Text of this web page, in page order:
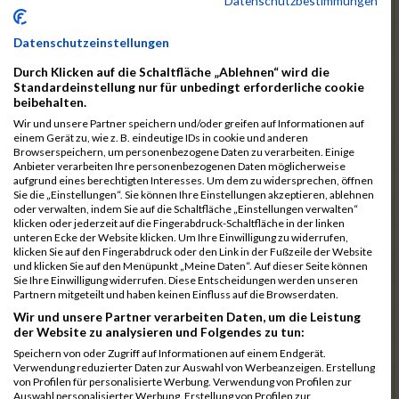
11095
00:40:35.4
11107
Spies Rb
11084
Robles Santolalla Rb
00:41:04.4
11052
Lauterbach Rb
00:41:08.1
11005
Fuchs Rb
00:41:09.2
11088
Ruff Rb
00:41:12.6
10988
Dauerer Rb
00:41:47.4
10987
Burkl Rb
00:42:27.9
11119
Welzenbach Rb
00:42:28.2
11073
Olbrich Rb
00:42:36.7
11019
Haasler Rb
00:42:50.6
11053
Lederer Rb
00:42:57.3
11103
Seuling Rb
00:43:13.1
11026
Heidbrecht Rb
00:44:21.7
Datenschutzeinstellungen
Durch Klicken auf die Schaltfläche „Ablehnen“ wird die
Standardeinstellung nur für unbedingt erforderliche cookie
beibehalten.
Wir und unsere Partner speichern und/oder greifen auf Informationen auf
einem Gerät zu, wie z. B. eindeutige IDs in cookie und anderen
Browserspeichern, um personenbezogene Daten zu verarbeiten. Einige
Anbieter verarbeiten Ihre personenbezogenen Daten möglicherweise
aufgrund eines berechtigten Interesses. Um dem zu widersprechen, öffnen
Sie die „Einstellungen“. Sie können Ihre Einstellungen akzeptieren, ablehnen
oder verwalten, indem Sie auf die Schaltfläche „Einstellungen verwalten“
klicken oder jederzeit auf die Fingerabdruck-Schaltfläche in der linken
unteren Ecke der Website klicken. Um Ihre Einwilligung zu widerrufen,
klicken Sie auf den Fingerabdruck oder den Link in der Fußzeile der Website
und klicken Sie auf den Menüpunkt „Meine Daten“. Auf dieser Seite können
Sie Ihre Einwilligung widerrufen. Diese Entscheidungen werden unseren
Partnern mitgeteilt und haben keinen Einfluss auf die Browserdaten.
Wir und unsere Partner verarbeiten Daten, um die Leistung
der Website zu analysieren und Folgendes zu tun:
Speichern von oder Zugriff auf Informationen auf einem Endgerät.
Verwendung reduzierter Daten zur Auswahl von Werbeanzeigen. Erstellung
von Profilen für personalisierte Werbung. Verwendung von Profilen zur
Auswahl personalisierter Werbung. Erstellung von Profilen zur